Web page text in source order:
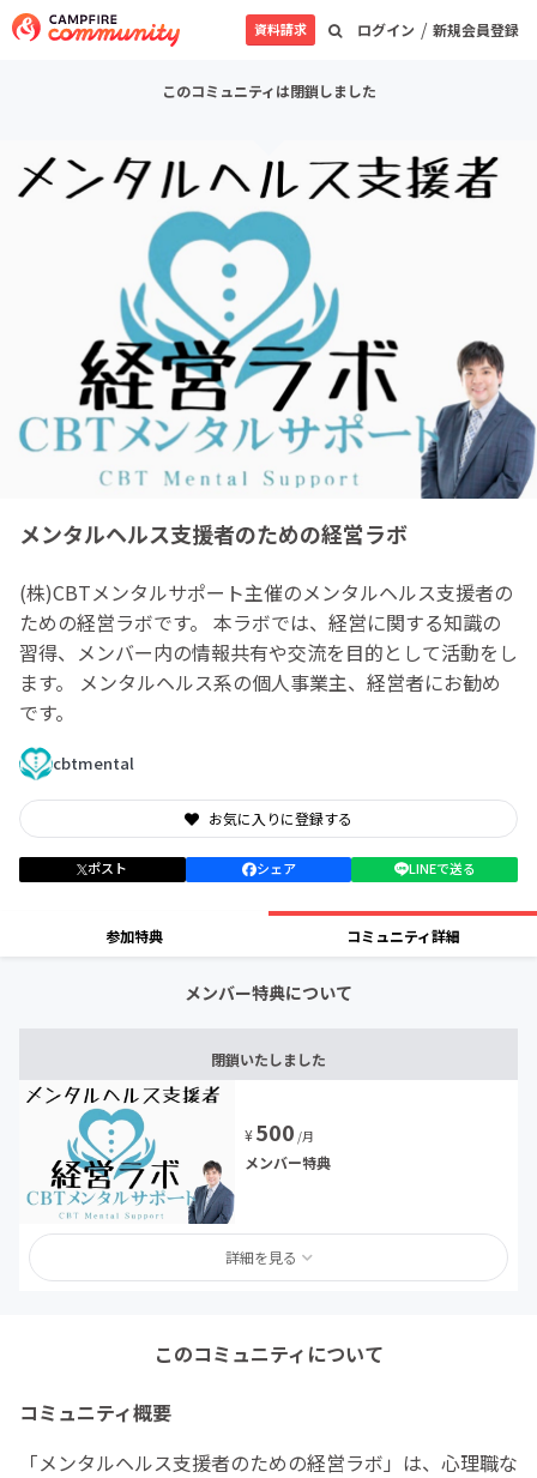
ログイン / 新規会員登録
資料請求
このコミュニティは閉鎖しました
メンタルヘルス支援者のための経営ラボ
(株)CBTメンタルサポート主催のメンタルヘルス支援者の
ための経営ラボです。 本ラボでは、経営に関する知識の
習得、メンバー内の情報共有や交流を目的として活動をし
ます。 メンタルヘルス系の個人事業主、経営者にお勧め
です。
cbtmental
お気に入りに登録する
ポスト シェア LINEで送る
参加特典 コミュニティ詳細
メンバー特典について
閉鎖いたしました
¥500 /月
メンバー特典
詳細を見る
このコミュニティについて
コミュニティ概要
「メンタルヘルス支援者のための経営ラボ」は、心理職な